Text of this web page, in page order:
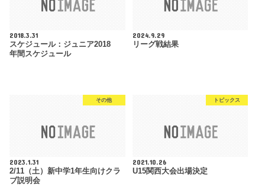
2018.3.31
スケジュール：ジュニア2018
年間スケジュール
2024.9.29
リーグ戦結果
その他
2023.1.31
2/11（土）新中学1年生向けクラ
ブ説明会
トピックス
2021.10.26
U15関西大会出場決定